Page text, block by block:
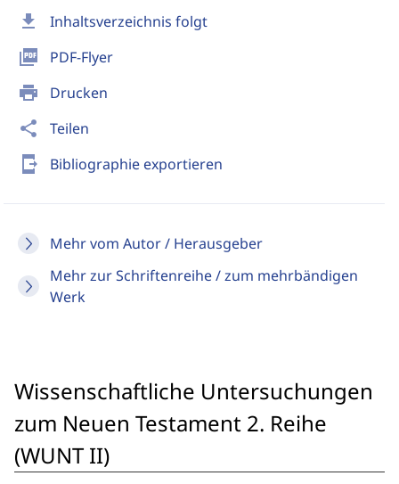
download Inhaltsverzeichnis folgt
picture_as_pdf PDF-Flyer
print Drucken
share Teilen
send_to_mobile Bibliographie exportieren
Mehr vom Autor / Herausgeber
Mehr zur Schriftenreihe / zum mehrbändigen
Werk
Wissenschaftliche Untersuchungen
zum Neuen Testament 2. Reihe
(WUNT II)